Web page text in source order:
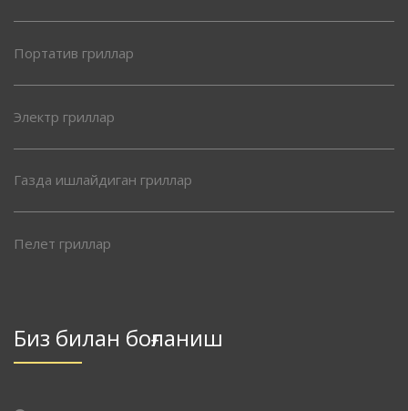
Портатив гриллар
Электр гриллар
Газда ишлайдиган гриллар
Пелет гриллар
Биз билан боғланиш